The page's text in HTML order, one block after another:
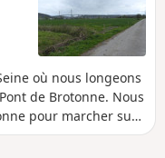
où nous longeons
de Brotonne. Nous
pour marcher sur